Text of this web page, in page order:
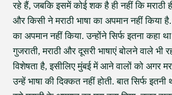
रहे हैं, जबकि इसमें कोई शक है ही नहीं कि मराठी
और किसी ने मराठी भाषा का अपमान नहीं किया
का अपमान नहीं किया. उन्होंने सिर्फ इतना कहा था
गुजराती, मराठी और दूसरी भाषाएं बोलने वाले भी
विशेषता है, इसीलिए मुंबई में आने वालों को अगर
उन्हें भाषा की दिक्कत नहीं होती. बात सिर्फ